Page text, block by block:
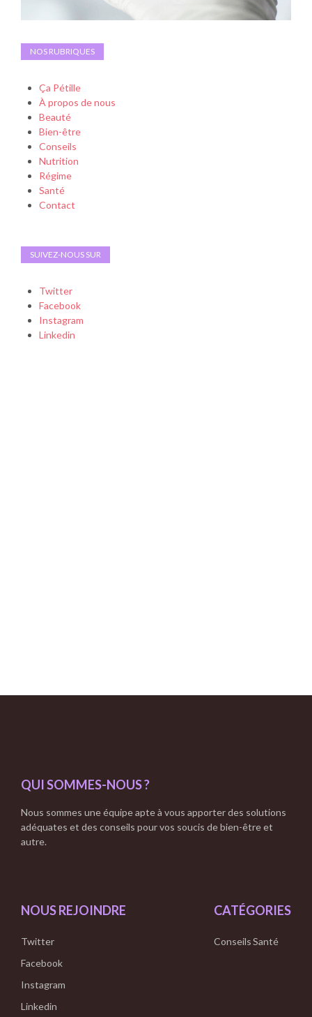
NOS RUBRIQUES
Ça Pétille
À propos de nous
Beauté
Bien-être
Conseils
Nutrition
Régime
Santé
Contact
SUIVEZ-NOUS SUR
Twitter
Facebook
Instagram
Linkedin
QUI SOMMES-NOUS ?
Nous sommes une équipe apte à vous apporter des solutions
adéquates et des conseils pour vos soucis de bien-être et
autre.
NOUS REJOINDRE
Twitter
Facebook
Instagram
Linkedin
CATÉGORIES
ConseilsSanté